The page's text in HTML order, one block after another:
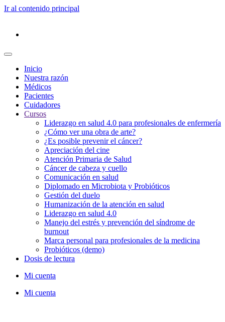
Ir al contenido principal
Inicio
Nuestra razón
Médicos
Pacientes
Cuidadores
Cursos
Liderazgo en salud 4.0 para profesionales de enfermería
¿Cómo ver una obra de arte?
¿Es posible prevenir el cáncer?
Apreciación del cine
Atención Primaria de Salud
Cáncer de cabeza y cuello
Comunicación en salud
Diplomado en Microbiota y Probióticos
Gestión del duelo
Humanización de la atención en salud
Liderazgo en salud 4.0
Manejo del estrés y prevención del síndrome de
burnout
Marca personal para profesionales de la medicina
Probióticos (demo)
Dosis de lectura
Mi cuenta
Mi cuenta